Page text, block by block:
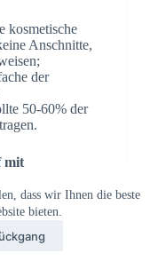
dass wir Ihnen die beste
bieten.
kosmetische
Anschnitte,
der
50-60% der
mit
die als
Wenn eine
with us